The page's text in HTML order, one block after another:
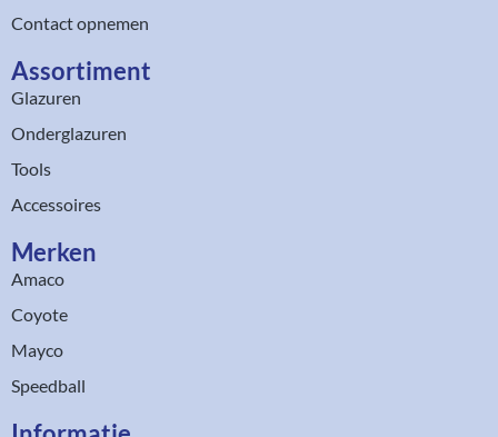
Contact opnemen
Assortiment​
Glazuren
Onderglazuren
Tools
Accessoires
Merken
Amaco
Coyote
Mayco
Speedball